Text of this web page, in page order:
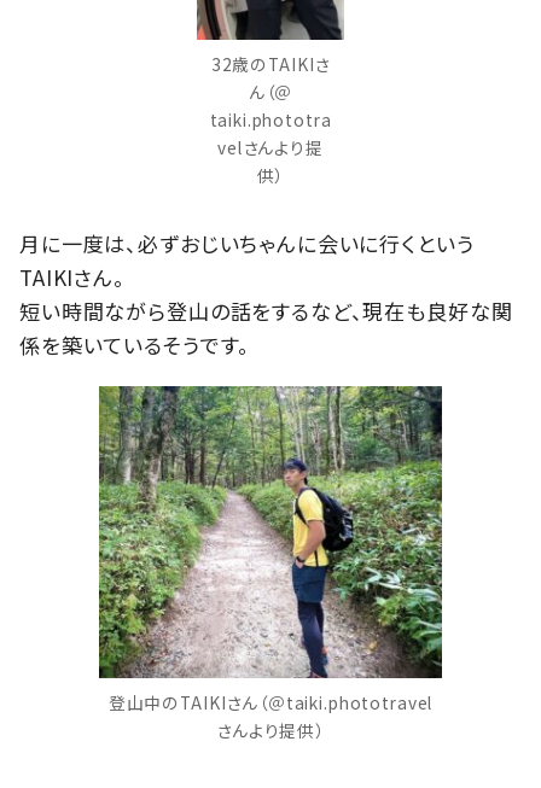
32歳のTAIKIさ
ん（＠
taiki.phototra
velさんより提
供）
月に一度は、必ずおじいちゃんに会いに行くという
TAIKIさん。
短い時間ながら登山の話をするなど、現在も良好な関
係を築いているそうです。
登山中のTAIKIさん（＠taiki.phototravel
さんより提供）